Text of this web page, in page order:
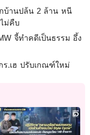
บ้านปล้น 2 ล้าน หนี
ม่คืบ
จี้ทำคดีเป็นธรรม อึ้ง
ร.เฮ ปรับเกณฑ์ใหม่